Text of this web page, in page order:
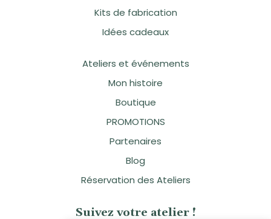
Kits de fabrication
Idées cadeaux
Ateliers et événements
Mon histoire
Boutique
PROMOTIONS
Partenaires
Blog
Réservation des Ateliers
Suivez votre atelier !